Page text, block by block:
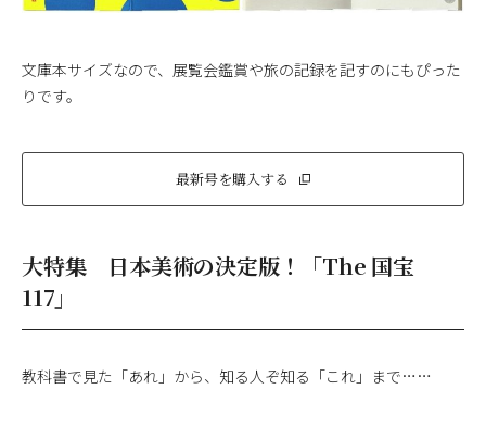
文庫本サイズなので、展覧会鑑賞や旅の記録を記すのにもぴった
りです。
最新号を購入する
大特集 日本美術の決定版！「The 国宝
117」
教科書で見た「あれ」から、知る人ぞ知る「これ」まで……